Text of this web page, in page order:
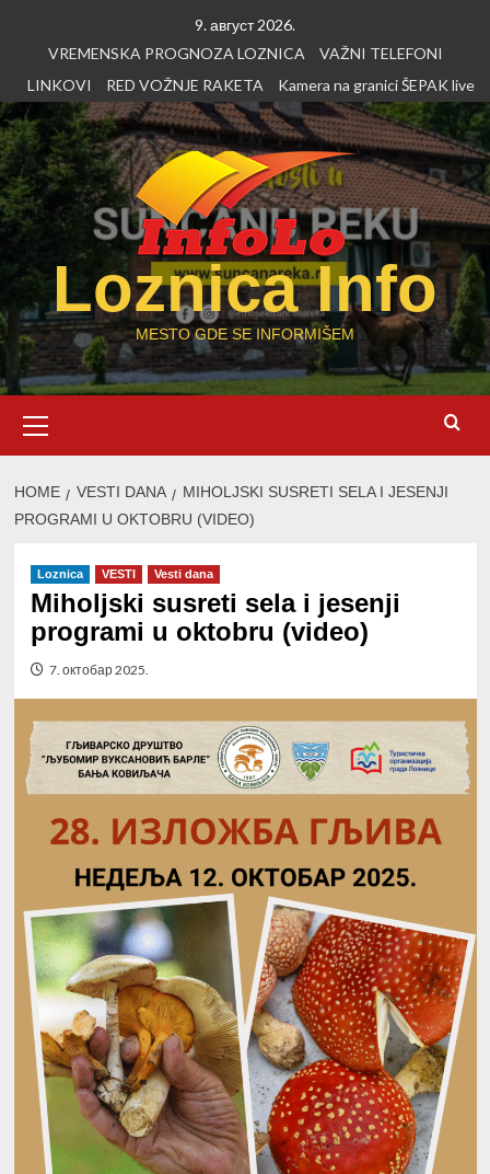
9. август 2026.
VREMENSKA PROGNOZA LOZNICA
VAŽNI TELEFONI
LINKOVI
RED VOŽNJE RAKETA Kamera na granici ŠEPAK live
Loznica Info
MESTO GDE SE INFORMIŠEM
Menu
HOME VESTI DANA
MIHOLJSKI SUSRETI SELA I JESENJI
PROGRAMI U OKTOBRU (VIDEO)
Loznica VESTI Vesti dana
Miholjski susreti sela i jesenji
programi u oktobru (video)
7. октобар 2025.